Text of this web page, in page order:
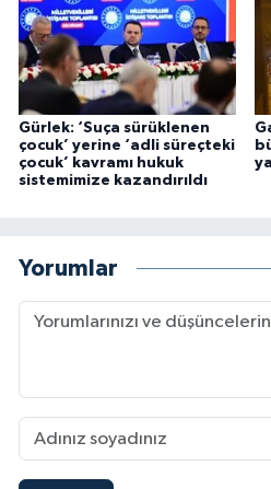
Gürlek: ‘Suça sürüklenen
çocuk’ yerine ‘adli süreçteki
çocuk’ kavramı hukuk
sistemimize kazandırıldı
Yorumlar